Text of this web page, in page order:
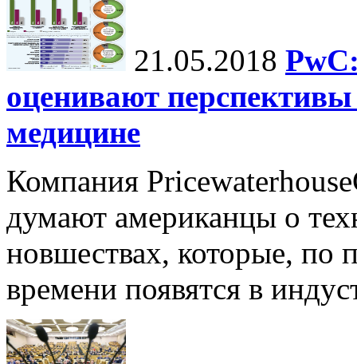
21.05.2018
оценивают
медицине
Компания
думают американцы о
новшествах, которые, по
времени появятся в